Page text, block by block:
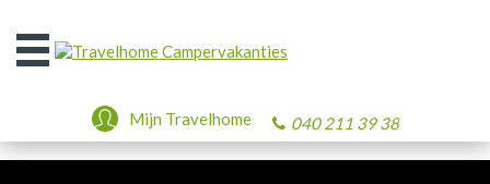
Open
het
040 211 39 38
Mijn Travelhome